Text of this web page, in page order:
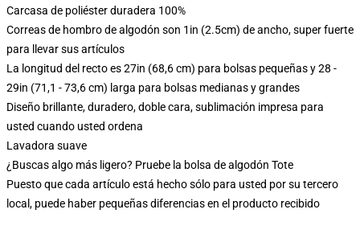
Carcasa de poliéster duradera 100%
Correas de hombro de algodón son 1in (2.5cm) de ancho, super fuerte
para llevar sus artículos
La longitud del recto es 27in (68,6 cm) para bolsas pequeñas y 28 -
29in (71,1 - 73,6 cm) larga para bolsas medianas y grandes
Diseño brillante, duradero, doble cara, sublimación impresa para
usted cuando usted ordena
Lavadora suave
¿Buscas algo más ligero? Pruebe la bolsa de algodón Tote
Puesto que cada artículo está hecho sólo para usted por su tercero
local, puede haber pequeñas diferencias en el producto recibido